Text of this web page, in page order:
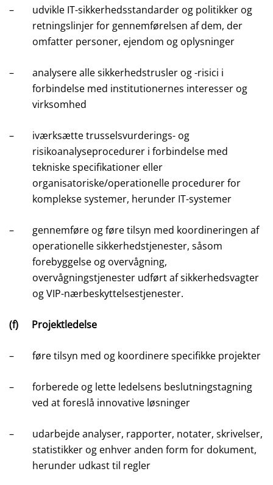
–
udvikle IT-sikkerhedsstandarder og politikker og
retningslinjer for gennemførelsen af dem, der
omfatter personer, ejendom og oplysninger
–
analysere alle sikkerhedstrusler og -risici i
forbindelse med institutionernes interesser og
virksomhed
–
iværksætte trusselsvurderings- og
risikoanalyseprocedurer i forbindelse med
tekniske specifikationer eller
organisatoriske/operationelle procedurer for
komplekse systemer, herunder IT-systemer
–
gennemføre og føre tilsyn med koordineringen af
operationelle sikkerhedstjenester, såsom
forebyggelse og overvågning,
overvågningstjenester udført af sikkerhedsvagter
og VIP-nærbeskyttelsestjenester.
(f) Projektledelse
– føre tilsyn med og koordinere specifikke projekter
–
forberede og lette ledelsens beslutningstagning
ved at foreslå innovative løsninger
–
udarbejde analyser, rapporter, notater, skrivelser,
statistikker og enhver anden form for dokument,
herunder udkast til regler